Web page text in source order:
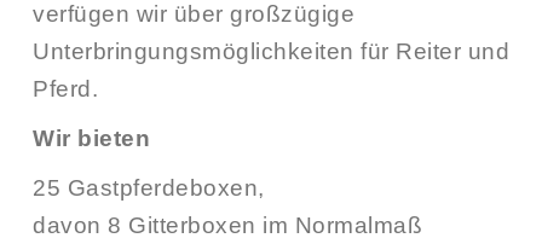
verfügen wir über großzügige
Unterbringungsmöglichkeiten für Reiter und
Pferd.
Wir bieten
25 Gastpferdeboxen,
davon 8 Gitterboxen im Normalmaß